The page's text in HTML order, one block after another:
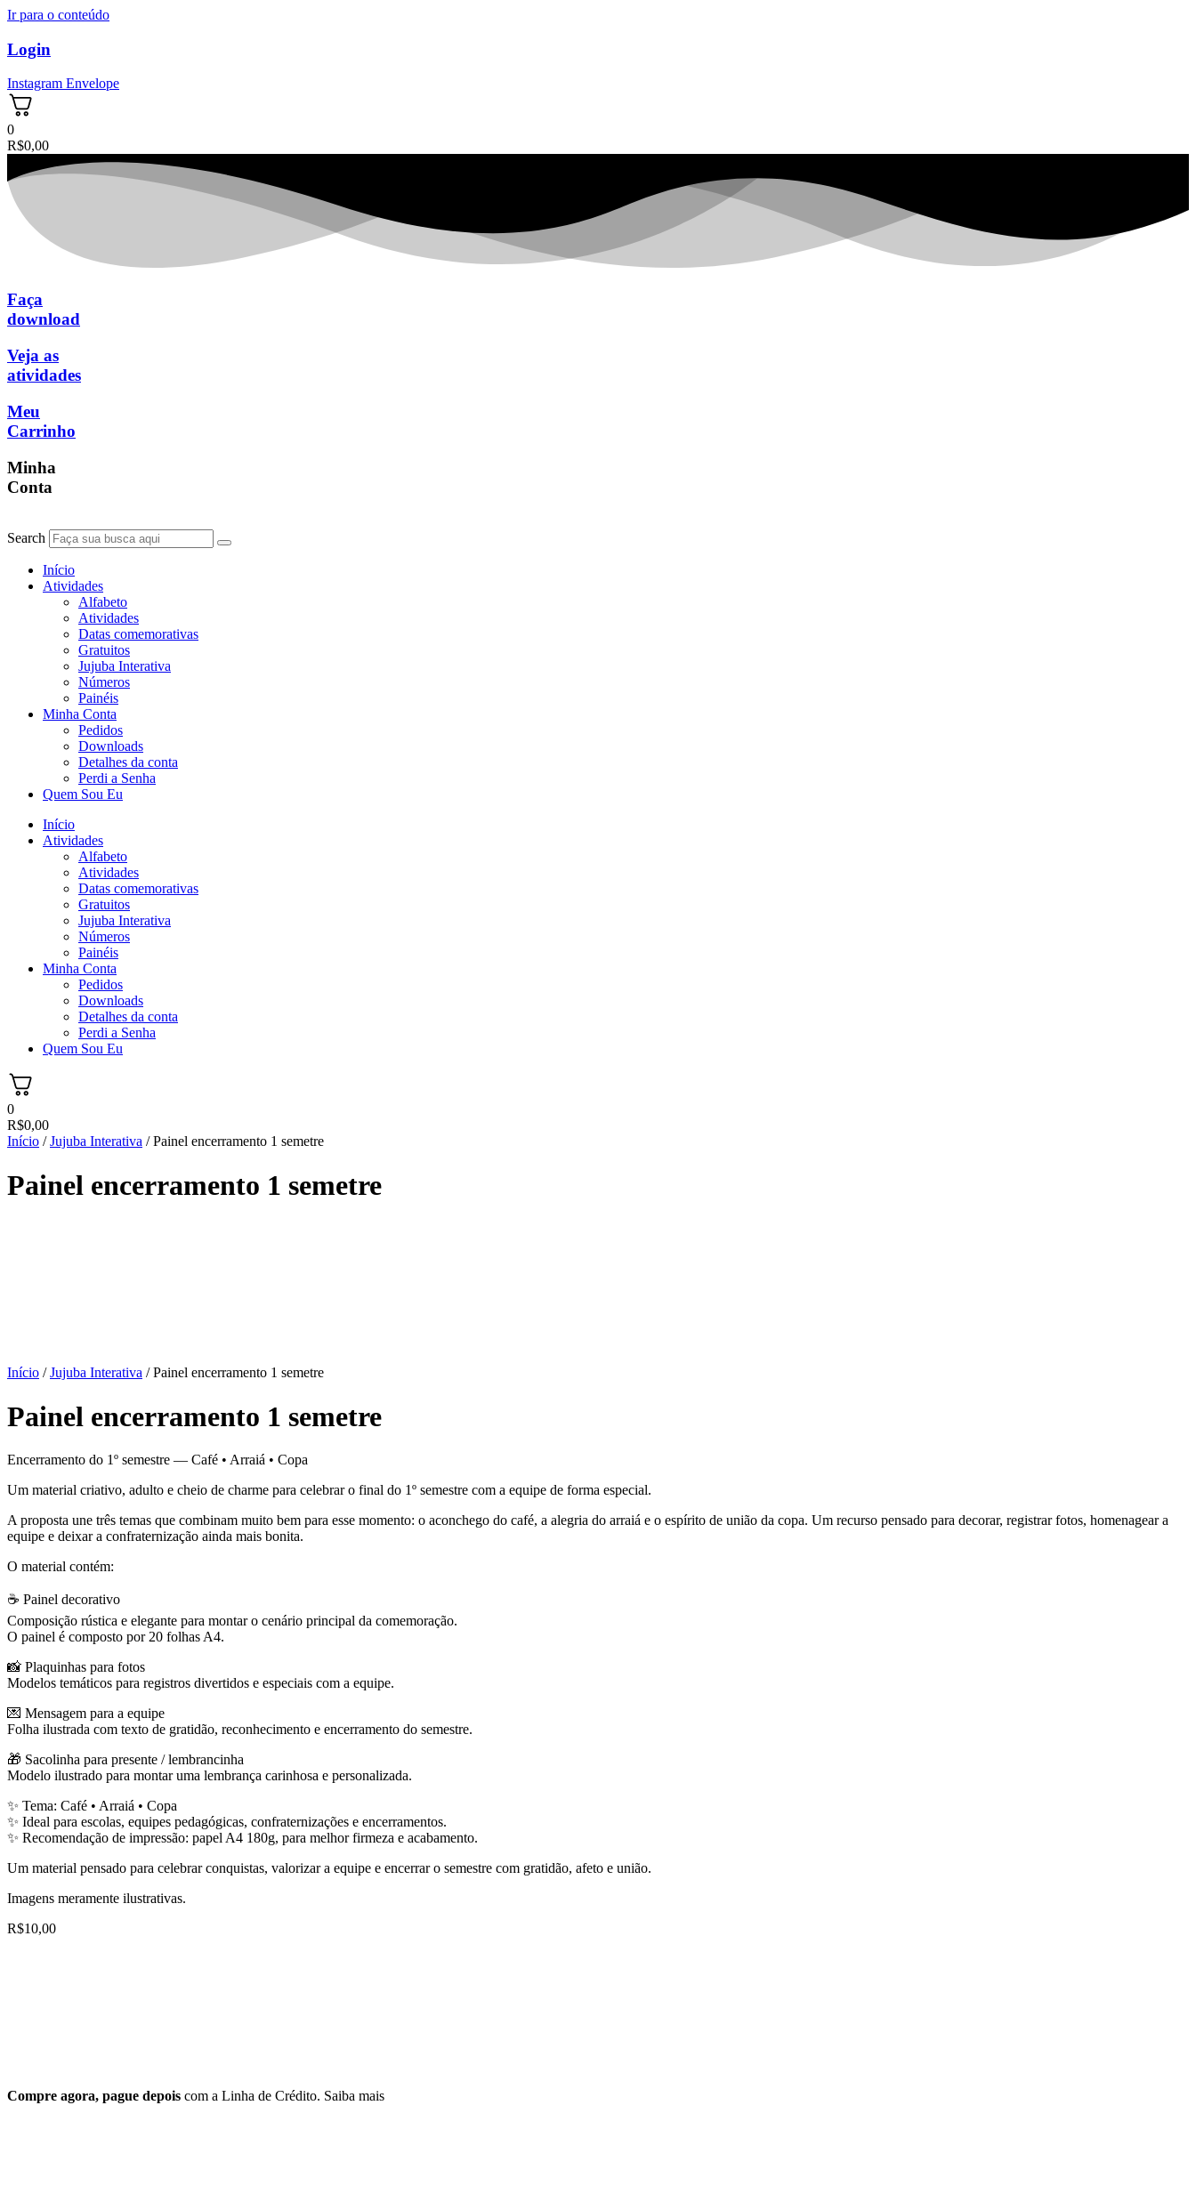
Ir para o conteúdo
Login
Instagram Envelope
0
R$0,00
Faça
download
Veja as
atividades
Meu
Carrinho
Minha
Conta
Search
Início
Atividades
Alfabeto
Atividades
Datas comemorativas
Gratuitos
Jujuba Interativa
Números
Painéis
Minha Conta
Pedidos
Downloads
Detalhes da conta
Perdi a Senha
Quem Sou Eu
Início
Atividades
Alfabeto
Atividades
Datas comemorativas
Gratuitos
Jujuba Interativa
Números
Painéis
Minha Conta
Pedidos
Downloads
Detalhes da conta
Perdi a Senha
Quem Sou Eu
0
R$0,00
Início /Jujuba Interativa / Painel encerramento 1 semetre
Painel encerramento 1 semetre
Início /Jujuba Interativa / Painel encerramento 1 semetre
Painel encerramento 1 semetre
Encerramento do 1º semestre — Café • Arraiá • Copa
Um material criativo, adulto e cheio de charme para celebrar o final do 1º semestre com a equipe de forma especial.
A proposta une três temas que combinam muito bem para esse momento: o aconchego do café, a alegria do arraiá e o espírito de união da copa. Um recurso pensado para decorar, registrar fotos, homenagear a
equipe e deixar a confraternização ainda mais bonita.
O material contém:
☕ Painel decorativo
Composição rústica e elegante para montar o cenário principal da comemoração.
O painel é composto por 20 folhas A4.
📸 Plaquinhas para fotos
Modelos temáticos para registros divertidos e especiais com a equipe.
💌 Mensagem para a equipe
Folha ilustrada com texto de gratidão, reconhecimento e encerramento do semestre.
🎁 Sacolinha para presente / lembrancinha
Modelo ilustrado para montar uma lembrança carinhosa e personalizada.
✨ Tema: Café • Arraiá • Copa
✨ Ideal para escolas, equipes pedagógicas, confraternizações e encerramentos.
✨ Recomendação de impressão: papel A4 180g, para melhor firmeza e acabamento.
Um material pensado para celebrar conquistas, valorizar a equipe e encerrar o semestre com gratidão, afeto e união.
Imagens meramente ilustrativas.
R$10,00
Compre agora, pague depois com a Linha de Crédito. Saiba mais